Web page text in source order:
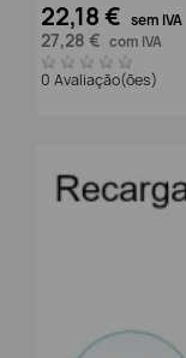
22,18 € sem IVA
27,28 € com IVA
0 Avaliação(ões)